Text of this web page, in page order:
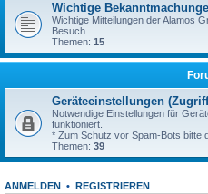
Wichtige
Wichtige Mitteilungen der Alamos
Besuch
Themen: 15
Geräteeinstellungen
Notwendige Einstellungen für
funktioniert.
* Zum Schutz vor Spam-Bots bitte
Themen: 39
ANMELDEN • REGISTRIEREN